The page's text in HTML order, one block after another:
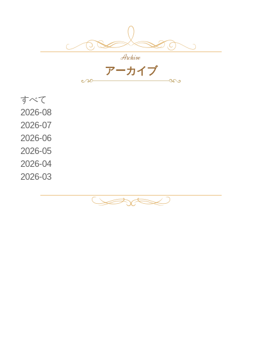
Archive
アーカイブ
すべて
2026-08
2026-07
2026-06
2026-05
2026-04
2026-03